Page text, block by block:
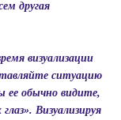
другая
визуализации
ситуацию
ее обычно видите,
Визуализируя